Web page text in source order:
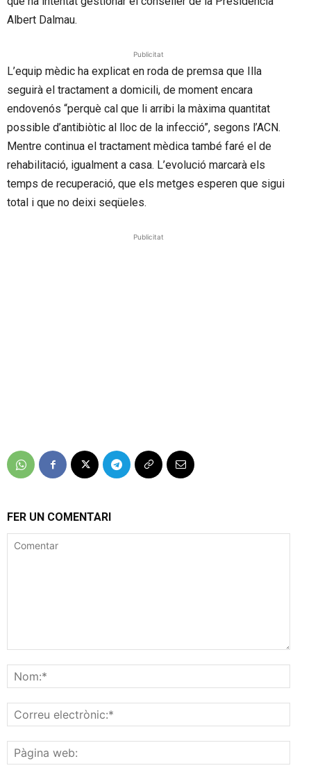
Albert Dalmau.
Publicitat
L’equip mèdic ha explicat en roda de premsa que Illa
seguirà el tractament a domicili, de moment encara
endovenós “perquè cal que li arribi la màxima quantitat
possible d’antibiòtic al lloc de la infecció”, segons l’ACN.
Mentre continua el tractament mèdica també faré el de
rehabilitació, igualment a casa. L’evolució marcarà els
temps de recuperació, que els metges esperen que sigui
total i que no deixi seqüeles.
Publicitat
FER UN COMENTARI
web: